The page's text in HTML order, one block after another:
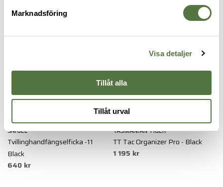
Marknadsföring
Visa detaljer
Tillåt alla
Tillåt urval
SNIGEL
Tvillinghandfängselficka -11
Black
640 kr
TASMANIAN TIGER
TT Tac Organizer Pro - Black
1 195 kr